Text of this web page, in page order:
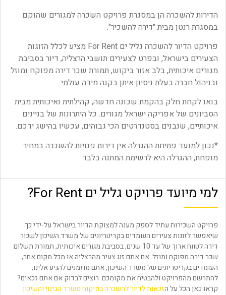
הדירות להשכרה הן במסגרת פרויקט השכרה למגורים שהוקם
במסגרת רנטן מבית "דירה להשכיר".
פרויקט הדיור להשכרה גליל ים For Rent מציע לכלל הזוגות
הצעירים בישראל, ובפרט לצעירים תושבי הרצליה, דיור בסביבת
מגורים איכותית, בלב אזור ביקוש, תמורת שכר דירה מפוקח ומוזל
ובניהול חברה בעלת ניסיון איתן בקנה מידה עולמי.
בואו לקחת חלק בהקמת שכונה חדשה, קהילתית ואיכותית מבית
הסביונים של אפריקה ישראל מגורים. כל היתרונות של בניינים
איכותיים, שנבנים בסטנדרטים הכי גבוהים, עכשיו בהישג ידכם.
*נכון למועד פתיחת ההגרלה אין דירות פנויות להשכרה במחיר
מופחת, ההגרלה היא לרשימת המתנה בלבד
למי מיועד פרויקט גליל ים For Rent?
פרויקט השכירות עתיד לספק מענה למצוקת הדיור בישראל על-ידי כך
שיאפשר לזוגות צעירים העומדים בקריטריונים של משרד השיכון לשכור
דירה לטווח ארוך של עד 10 שנים, בסביבת מגורים איכותית, תמורת תשלום
שכר דירה מפוקח ומוזל. אם אתם זוג צעיר מהרצליה או מכל מקום אחר,
העומדים בקריטריונים של משרד השיכון, אתם מוזמנים להגיע אלינו,
להתרשם מהפרויקט ולהבטיח את מקומכם. רוצים לבדוק אם אתם זכאים?
קראו כאן הכל על הזכאות לדיור להשכרה בפיקוח משרד הבינוי והשיכון​.